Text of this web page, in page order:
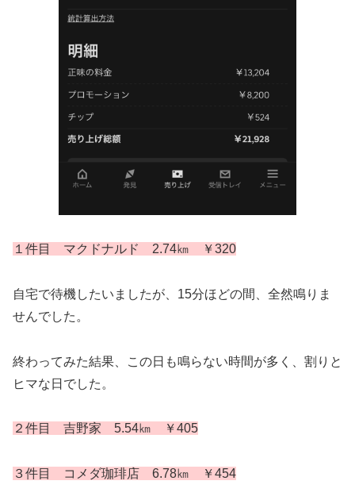
１件目 マクドナルド 2.74㎞ ￥320
自宅で待機したいましたが、15分ほどの間、全然鳴りま
せんでした。
終わってみた結果、この日も鳴らない時間が多く、割りと
ヒマな日でした。
２件目 吉野家 5.54㎞ ￥405
３件目 コメダ珈琲店 6.78㎞ ￥454